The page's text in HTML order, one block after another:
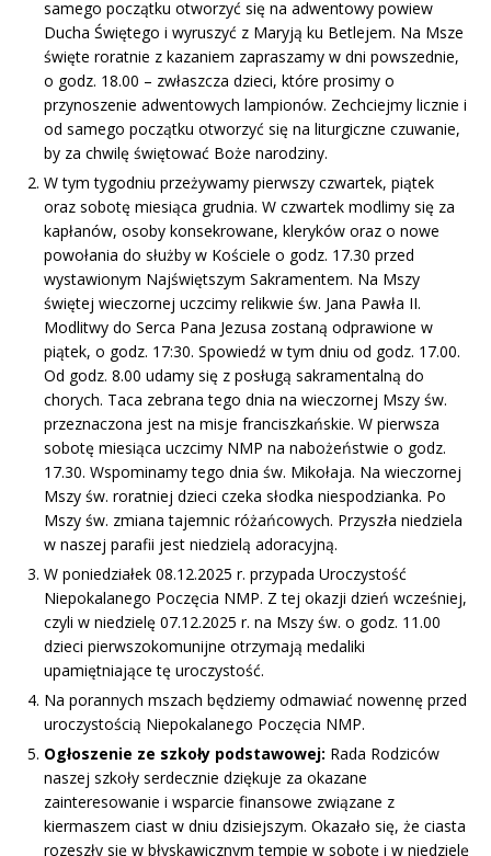
samego początku otworzyć się na adwentowy powiew
Ducha Świętego i wyruszyć z Maryją ku Betlejem. Na Msze
święte roratnie z kazaniem zapraszamy w dni powszednie,
o godz. 18.00 – zwłaszcza dzieci, które prosimy o
przynoszenie adwentowych lampionów. Zechciejmy licznie i
od samego początku otworzyć się na liturgiczne czuwanie,
by za chwilę świętować Boże narodziny.
W tym tygodniu przeżywamy pierwszy czwartek, piątek
oraz sobotę miesiąca grudnia. W czwartek modlimy się za
kapłanów, osoby konsekrowane, kleryków oraz o nowe
powołania do służby w Kościele o godz. 17.30 przed
wystawionym Najświętszym Sakramentem. Na Mszy
świętej wieczornej uczcimy relikwie św. Jana Pawła II.
Modlitwy do Serca Pana Jezusa zostaną odprawione w
piątek, o godz. 17:30. Spowiedź w tym dniu od godz. 17.00.
Od godz. 8.00 udamy się z posługą sakramentalną do
chorych. Taca zebrana tego dnia na wieczornej Mszy św.
przeznaczona jest na misje franciszkańskie. W pierwsza
sobotę miesiąca uczcimy NMP na nabożeństwie o godz.
17.30. Wspominamy tego dnia św. Mikołaja. Na wieczornej
Mszy św. roratniej dzieci czeka słodka niespodzianka. Po
Mszy św. zmiana tajemnic różańcowych. Przyszła niedziela
w naszej parafii jest niedzielą adoracyjną.
W poniedziałek 08.12.2025 r. przypada Uroczystość
Niepokalanego Poczęcia NMP. Z tej okazji dzień wcześniej,
czyli w niedzielę 07.12.2025 r. na Mszy św. o godz. 11.00
dzieci pierwszokomunijne otrzymają medaliki
upamiętniające tę uroczystość.
Na porannych mszach będziemy odmawiać nowennę przed
uroczystością Niepokalanego Poczęcia NMP.
Ogłoszenie ze szkoły podstawowej: Rada Rodziców
naszej szkoły serdecznie dziękuje za okazane
zainteresowanie i wsparcie finansowe związane z
kiermaszem ciast w dniu dzisiejszym. Okazało się, że ciasta
rozeszły się w błyskawicznym tempie w sobotę i w niedzielę